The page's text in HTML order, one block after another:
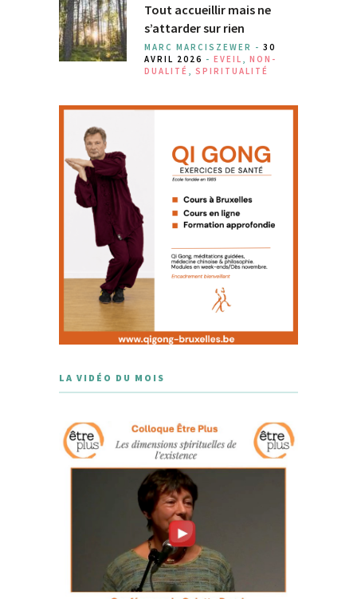
Tout accueillir mais ne
s’attarder sur rien
MARC MARCISZEWER - 30
AVRIL 2026 - EVEIL , NON-
DUALITÉ , SPIRITUALITÉ
LA VIDÉO DU MOIS